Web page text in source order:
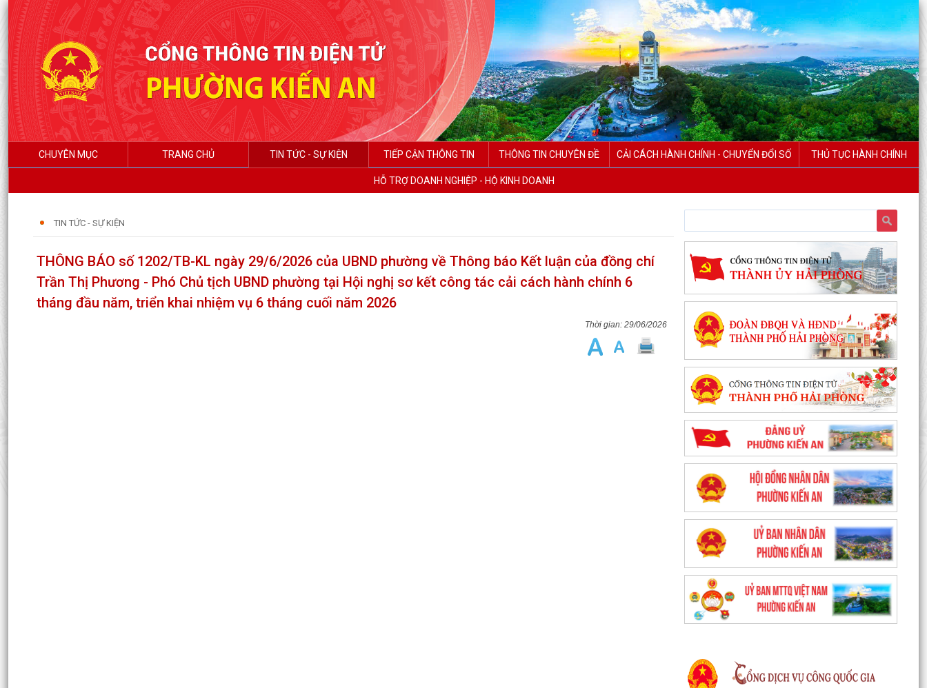
CHUYÊN MỤC TRANG CHỦ TIN TỨC - SỰ KIỆN TIẾP CẬN THÔNG TIN THÔNG TIN CHUYÊN ĐỀ CẢI CÁCH HÀNH CHÍNH - CHUYỂN ĐỔI SỐ THỦ TỤC HÀNH CHÍNH
HỖ TRỢ DOANH NGHIỆP - HỘ KINH DOANH
TIN TỨC - SỰ KIỆN
THÔNG BÁO số 1202/TB-KL ngày 29/6/2026 của UBND phường về Thông báo Kết luận của đồng chí
Trần Thị Phương - Phó Chủ tịch UBND phường tại Hội nghị sơ kết công tác cải cách hành chính 6
tháng đầu năm, triển khai nhiệm vụ 6 tháng cuối năm 2026
29/06/2026